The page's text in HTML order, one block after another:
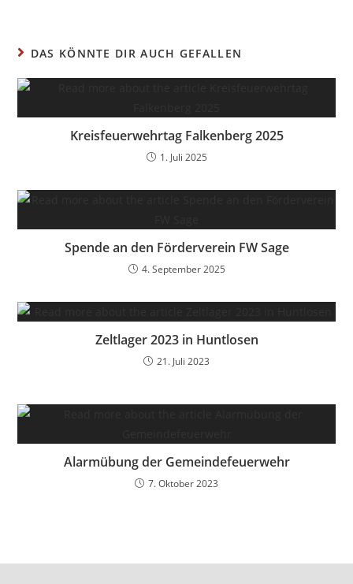
DAS KÖNNTE DIR AUCH GEFALLEN
Kreisfeuerwehrtag Falkenberg 2025
1. Juli 2025
Spende an den Förderverein FW Sage
4. September 2025
Zeltlager 2023 in Huntlosen
21. Juli 2023
Alarmübung der Gemeindefeuerwehr
7. Oktober 2023